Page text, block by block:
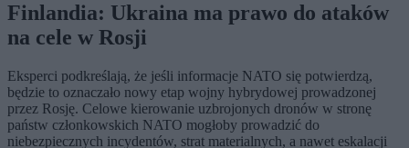
Finlandia: Ukraina ma prawo do ataków
na cele w Rosji
Eksperci podkreślają, że jeśli informacje NATO się potwierdzą,
będzie to oznaczało nowy etap wojny hybrydowej prowadzonej
przez Rosję. Celowe kierowanie uzbrojonych dronów w stronę
państw członkowskich NATO mogłoby prowadzić do
niebezpiecznych incydentów, strat materialnych, a nawet eskalacji